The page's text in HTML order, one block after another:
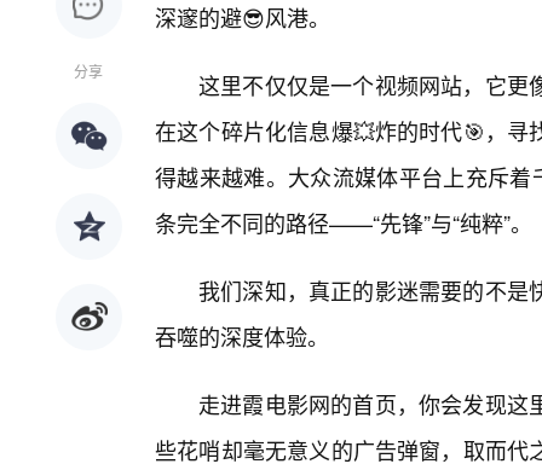
分享
深邃的避😎风港。
这里不仅仅是一个视频网站，它更
在这个碎片化信息爆💥炸的时代🎯，
得越来越难。大众流媒体平台上充斥
条完全不同的路径——“先锋”与“纯粹”。
我们深知，真正的影迷需要的不
吞噬的深度体验。
走进霞电影网的首页，你会发现
些花哨却毫无意义的广告弹窗，取而